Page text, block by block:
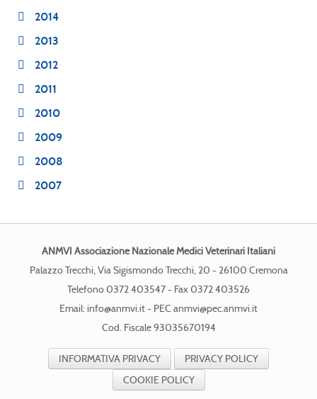
2014
2013
2012
2011
2010
2009
2008
2007
ANMVI Associazione Nazionale Medici Veterinari Italiani
Palazzo Trecchi, Via Sigismondo Trecchi, 20 - 26100 Cremona
Telefono 0372 403547 - Fax 0372 403526
Email: info@anmvi.it- PEC anmvi@pec.anmvi.it
Cod. Fiscale 93035670194
INFORMATIVA PRIVACY
PRIVACY POLICY
COOKIE POLICY